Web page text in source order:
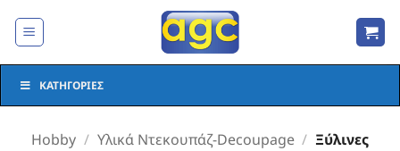
στο
ΚΑΤΗΓΟΡΊΕΣ
Hobby / Υλικά Ντεκουπάζ-Decoupage / Ξύλινες